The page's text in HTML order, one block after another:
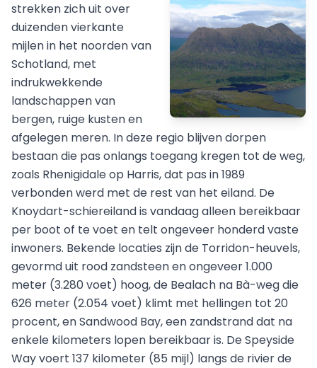
strekken zich uit over
duizenden vierkante
mijlen in het noorden van
Schotland, met
indrukwekkende
landschappen van
bergen, ruige kusten en
afgelegen meren. In deze regio blijven dorpen
bestaan die pas onlangs toegang kregen tot de weg,
zoals Rhenigidale op Harris, dat pas in 1989
verbonden werd met de rest van het eiland. De
Knoydart-schiereiland is vandaag alleen bereikbaar
per boot of te voet en telt ongeveer honderd vaste
inwoners. Bekende locaties zijn de Torridon-heuvels,
gevormd uit rood zandsteen en ongeveer 1.000
meter (3.280 voet) hoog, de Bealach na Bà-weg die
626 meter (2.054 voet) klimt met hellingen tot 20
procent, en Sandwood Bay, een zandstrand dat na
enkele kilometers lopen bereikbaar is. De Speyside
Way voert 137 kilometer (85 mijl) langs de rivier de